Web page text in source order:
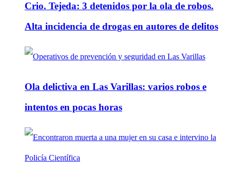
Crio. Tejeda: 3 detenidos por la ola de robos.
Alta incidencia de drogas en autores de delitos
Ola delictiva en Las Varillas: varios robos e
intentos en pocas horas